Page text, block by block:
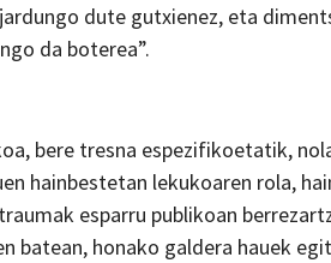
dute gutxienez, eta
da boterea”.
bere tresna espezifikoetatik,
hainbestetan lekukoaren rola,
esparru publikoan
batean, honako galdera hauek